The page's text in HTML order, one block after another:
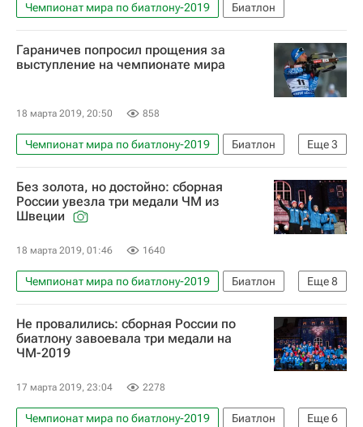
Чемпионат мира по биатлону-2019 Биатлон
Гараничев попросил прощения за
выступление на чемпионате мира
18 марта 2019, 20:50 858
Еще3
Чемпионат мира по биатлону-2019
Биатлон
Евгений Гараничев
Сборная России по биатлону
Чемпионат мира по биатлону
Без золота, но достойно: сборная
России увезла три медали ЧМ из
Швеции
18 марта 2019, 01:46 1640
Еще8
Чемпионат мира по биатлону-2019
Биатлон
Мартен Фуркад
Дмитрий Малышко
Евгений Гараничев
Сборная России по биатлону
Екатерина Юрлова-Перхт
Чемпионат мира по биатлону
Не провалились: сборная России по
биатлону завоевала три медали на
ЧМ-2019
17 марта 2019, 23:04 2278
Еще6
Чемпионат мира по биатлону-2019 Биатлон